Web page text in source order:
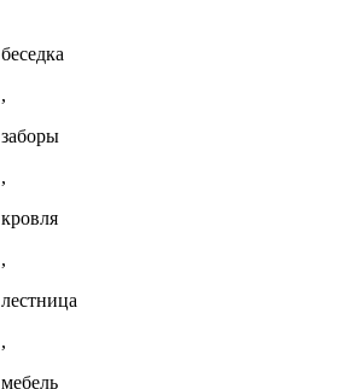
беседка
,
заборы
,
кровля
,
лестница
,
мебель